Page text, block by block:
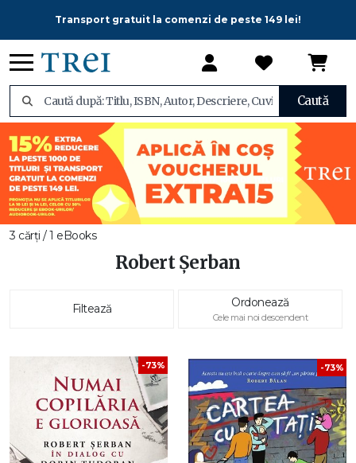
Transport gratuit la comenzi de peste 149 lei!
Caută
3 cărți / 1 eBooks
Robert Șerban
Filtează Ordonează
Cele mai noi descendent
-73% -73%